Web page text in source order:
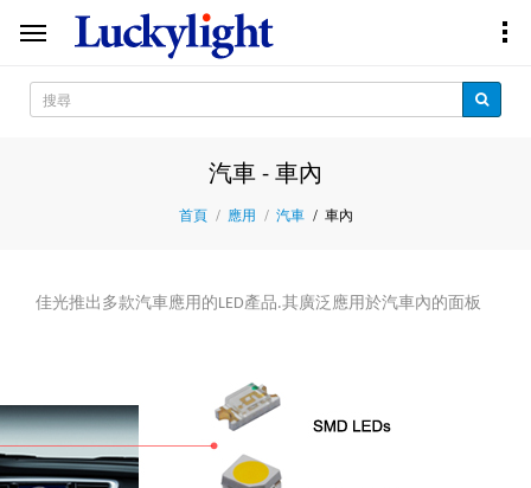
汽車 - 車內
首頁 應用 汽車 車內
佳光推出多款汽車應用的LED產品.其廣泛應用於汽車內的面板